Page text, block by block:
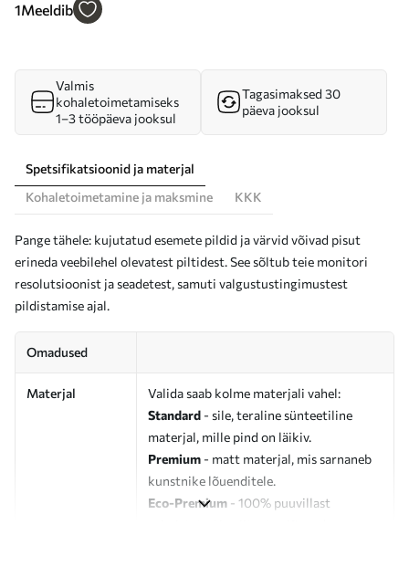
1Meeldib
Valmis
kohaletoimetamiseks
1–3 tööpäeva jooksul
Tagasimaksed 30
päeva jooksul
Spetsifikatsioonid ja materjal
Kohaletoimetamine ja maksmine
KKK
Pange tähele: kujutatud esemete pildid ja värvid võivad pisut
erineda veebilehel olevatest piltidest. See sõltub teie monitori
resolutsioonist ja seadetest, samuti valgustustingimustest
pildistamise ajal.
Omadused
Materjal
Valida saab kolme materjali vahel:
Standard - sile, teraline sünteetiline
materjal, mille pind on läikiv.
Premium - matt materjal, mis sarnaneb
kunstnike lõuenditele.
Eco-Premium - 100% puuvillast